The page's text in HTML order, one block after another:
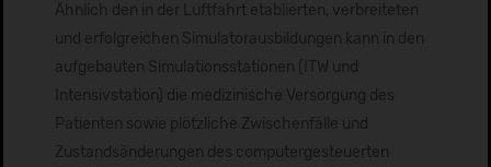
Ähnlich den in der Luftfahrt etablierten, verbreiteten
und erfolgreichen Simulatorausbildungen kann in den
aufgebauten Simulationsstationen (ITW und
Intensivstation) die medizinische Versorgung des
Patienten sowie plötzliche Zwischenfälle und
Zustandsänderungen des computergesteuerten